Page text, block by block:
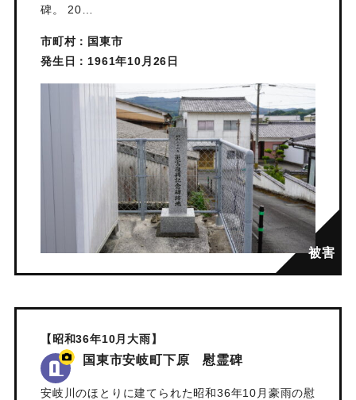
碑。 20…
市町村：国東市
発生日：1961年10月26日
【昭和36年10月大雨】
国東市安岐町下原 慰霊碑
安岐川のほとりに建てられた昭和36年10月豪雨の慰